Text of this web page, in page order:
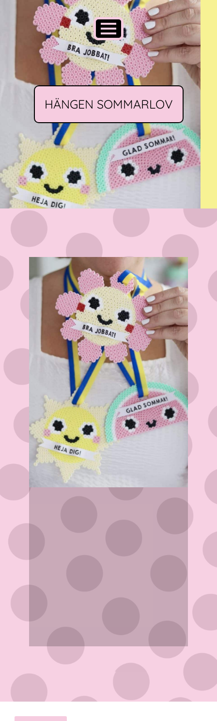
HÄNGEN SOMMARLOV